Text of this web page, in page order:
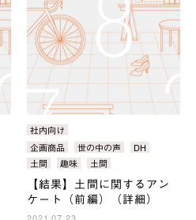
カ
テ
ゴ
リ：
社内向け
タ
グ：
企画商品 世の中の声
DH
土間
趣味 土間
【結果】土間に関するアン
ケート（前編）（詳細）